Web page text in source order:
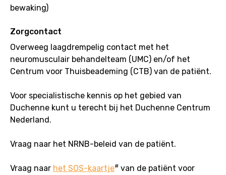
bewaking)
Zorgcontact
Overweeg laagdrempelig contact met het
neuromusculair behandelteam (UMC) en/of het
Centrum voor Thuisbeademing (CTB) van de patiënt.
Voor specialistische kennis op het gebied van
Duchenne kunt u terecht bij het Duchenne Centrum
Nederland.
Vraag naar het NRNB-beleid van de patiënt.
Vraag naar het SOS-kaartje# van de patiënt voor